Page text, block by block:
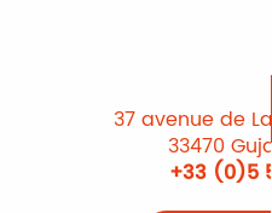
37 avenue de
33470
+33 (0)5